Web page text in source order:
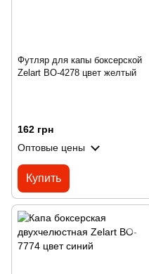
Футляр для капы боксерской
Zelart BO-4278 цвет желтый
162 грн
Оптовые цены
Купить